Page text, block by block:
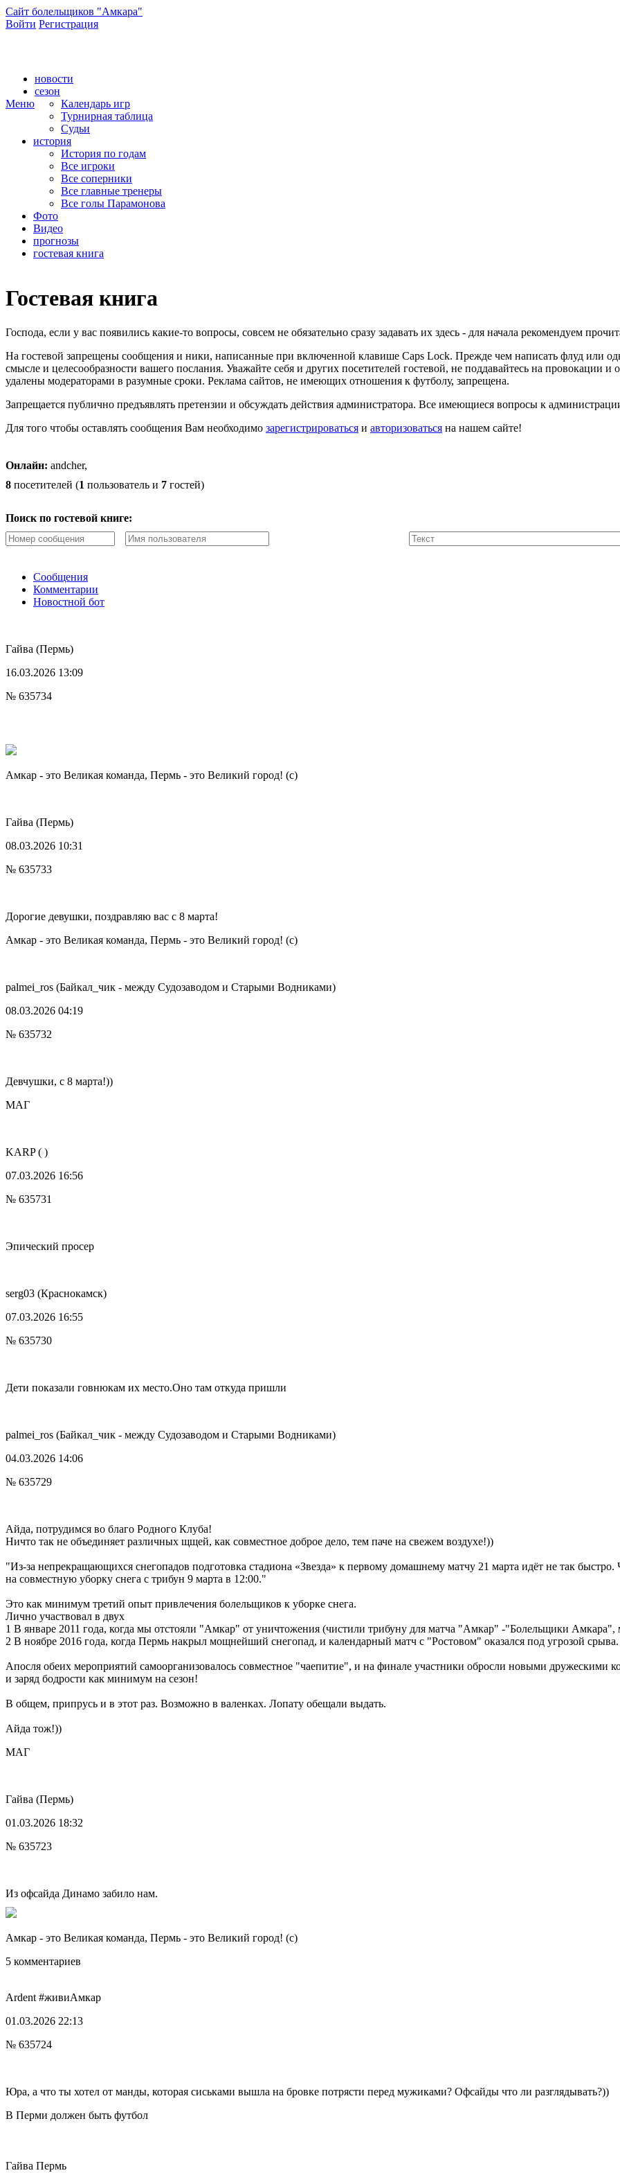
Сайт болельщиков "Амкара"
Войти Регистрация
Меню
новости
сезон
Календарь игр
Турнирная таблица
Судьи
история
История по годам
Все игроки
Все соперники
Все главные тренеры
Все голы Парамонова
Фото
Видео
прогнозы
гостевая книга
Гостевая книга
Господа, если у вас появились какие-то вопросы, совсем не обязательно сразу задавать их здесь - для начала рекомендуем
На гостевой запрещены сообщения и ники, написанные при включенной клавише Caps Lock. Прежде чем написать флуд или
смысле и целесообразности вашего послания. Уважайте себя и других посетителей гостевой, не поддавайтесь на провокации и
удалены модераторами в разумные сроки. Реклама сайтов, не имеющих отношения к футболу, запрещена.
Запрещается публично предъявлять претензии и обсуждать действия администратора. Все имеющиеся вопросы к
Для того чтобы оставлять сообщения Вам необходимо зарегистрироваться и авторизоваться на нашем сайте!
Онлайн: andcher,
8 посетителей (1 пользователь и 7 гостей)
Поиск по гостевой книге:
Сообщения
Комментарии
Новостной бот
Гайва (Пермь)
16.03.2026 13:09
№ 635734
Амкар - это Великая команда, Пермь - это Великий город! (с)
Гайва (Пермь)
08.03.2026 10:31
№ 635733
Дорогие девушки, поздравляю вас с 8 марта!
Амкар - это Великая команда, Пермь - это Великий город! (с)
palmei_ros (Байкал_чик - между Судозаводом и Старыми Водниками)
08.03.2026 04:19
№ 635732
Девчушки, с 8 марта!))
МАГ
KARP( )
07.03.2026 16:56
№ 635731
Эпический просер
serg03 (Краснокамск)
07.03.2026 16:55
№ 635730
Дети показали говнюкам их место.Оно там откуда пришли
palmei_ros (Байкал_чик - между Судозаводом и Старыми Водниками)
04.03.2026 14:06
№ 635729
Айда, потрудимся во благо Родного Клуба!
Ничто так не объединяет различных щщей, как совместное доброе дело, тем паче на свежем воздухе!))
"Из-за непрекращающихся снегопадов подготовка стадиона «Звезда» к первому домашнему матчу 21 марта идёт не так
на совместную уборку снега с трибун 9 марта в 12:00."
Это как минимум третий опыт привлечения болельщиков к уборке снега.
Лично участвовал в двух
1 В январе 2011 года, когда мы отстояли "Амкар" от уничтожения (чистили трибуну для матча "Амкар" -"Болельщики Амкара",
2 В ноябре 2016 года, когда Пермь накрыл мощнейший снегопад, и календарный матч с "Ростовом" оказался под угрозой срыва.
Апосля обеих мероприятий самоорганизовалось совместное "чаепитие", и на финале участники обросли новыми дружескими
и заряд бодрости как минимум на сезон!
В общем, припрусь и в этот раз. Возможно в валенках. Лопату обещали выдать.
Айда тож!))
МАГ
Гайва (Пермь)
01.03.2026 18:32
№ 635723
Из офсайда Динамо забило нам.
Амкар - это Великая команда, Пермь - это Великий город! (с)
5 комментариев
Ardent #живиАмкар
01.03.2026 22:13
№ 635724
Юра, а что ты хотел от манды, которая сиськами вышла на бровке потрясти перед мужиками? Офсайды что ли разглядывать?))
В Перми должен быть футбол
Гайва Пермь